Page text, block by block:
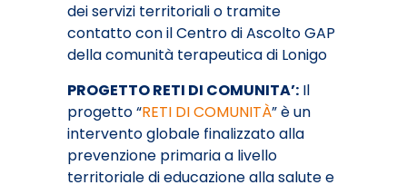
dei servizi territoriali o tramite
contatto con il Centro di Ascolto GAP
della comunità terapeutica di Lonigo
PROGETTO RETI DI COMUNITA’: Il
progetto “RETI DI COMUNITÀ” è un
intervento globale finalizzato alla
prevenzione primaria a livello
territoriale di educazione alla salute e